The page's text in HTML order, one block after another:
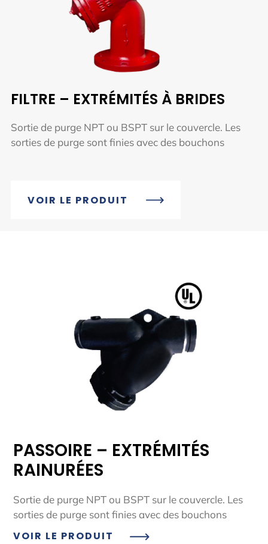
FILTRE – EXTRÉMITÉS À BRIDES
Sortie de purge NPT ou BSPT sur le couvercle. Les
sorties de purge sont finies avec des bouchons
VOIR LE PRODUIT
PASSOIRE – EXTRÉMITÉS
RAINURÉES
Sortie de purge NPT ou BSPT sur le couvercle. Les
sorties de purge sont finies avec des bouchons
VOIR LE PRODUIT